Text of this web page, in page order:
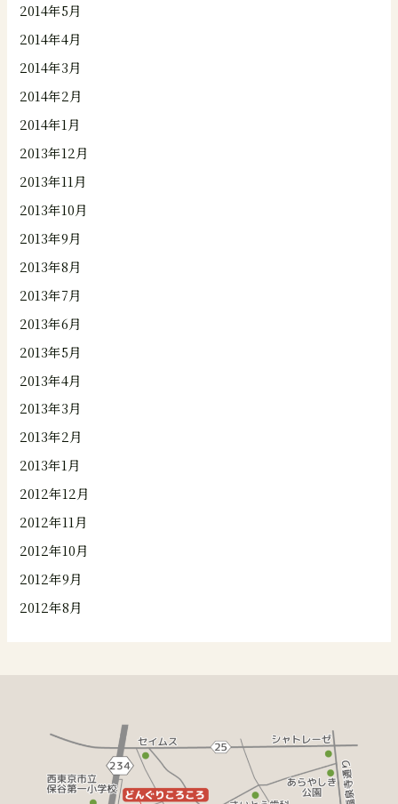
2014年5月
2014年4月
2014年3月
2014年2月
2014年1月
2013年12月
2013年11月
2013年10月
2013年9月
2013年8月
2013年7月
2013年6月
2013年5月
2013年4月
2013年3月
2013年2月
2013年1月
2012年12月
2012年11月
2012年10月
2012年9月
2012年8月